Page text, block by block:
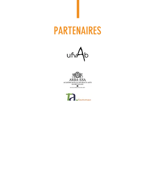
PARTENAIRES